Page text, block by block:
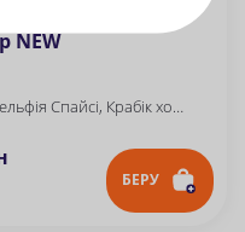
NEW
Yappo рол, Футомак Мідія, Філадельфія Спайсі, Крабік хот міні рол
БЕРУ